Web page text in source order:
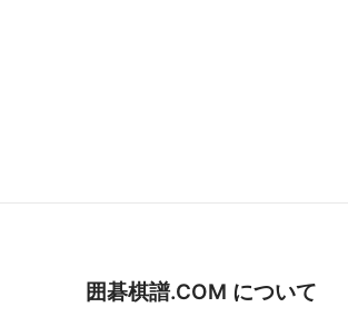
囲碁棋譜.COM について